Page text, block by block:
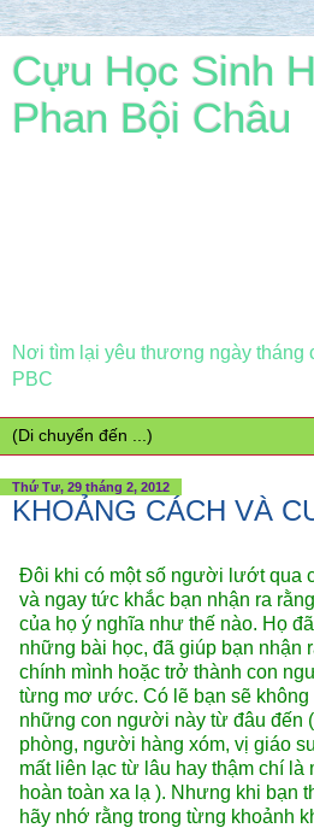
Cựu Học Sinh
Phan Bội Châu
Nơi tìm lại yêu thương ngày
PBC
Thứ Tư, 29 tháng 2, 2012
KHOẢNG CÁCH VÀ
Đôi khi có một số người lướt qua
và ngay tức khắc bạn nhận ra
của họ ý nghĩa như thế nào. Họ
những bài học, đã giúp bạn nhận
chính mình hoặc trở thành con
từng mơ ước. Có lẽ bạn sẽ
những con người này từ đâu đến
phòng, người hàng xóm, vị giáo
mất liên lạc từ lâu hay thậm chí là
hoàn toàn xa lạ ). Nhưng khi bạn
hãy nhớ rằng trong từng khoảnh